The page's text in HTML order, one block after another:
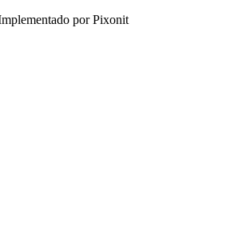
por Pixonit